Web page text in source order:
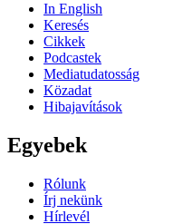
In English
Keresés
Cikkek
Podcastek
Mediatudatosság
Közadat
Hibajavítások
Egyebek
Rólunk
Írj nekünk
Hírlevél